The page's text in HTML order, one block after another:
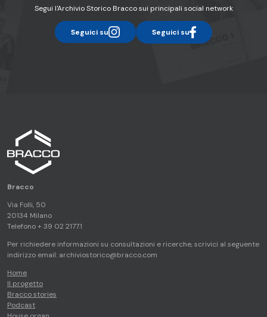
Segui l'Archivio Storico Bracco sui principali social network
Seguici su
instagram Seguici su
facebook
Home page
Bracco
Via Folli, 50
20134 Milano
Telefono + 39 02 2177.1
Per richiedere informazioni su consultazioni e ricerche, scrivici al seguente
indirizzo email: archiviostorico@bracco.com
Home
Il progetto
Bracco stories
Podcast